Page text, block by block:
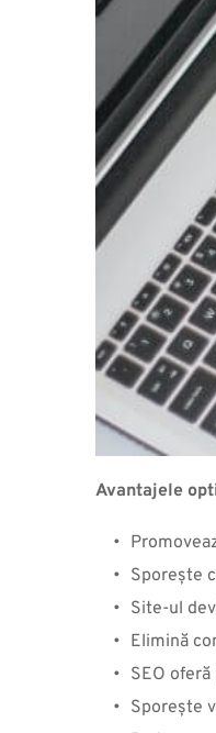
Avantajele
Sporește
Site-ul
Elimină
SEO
Sporește